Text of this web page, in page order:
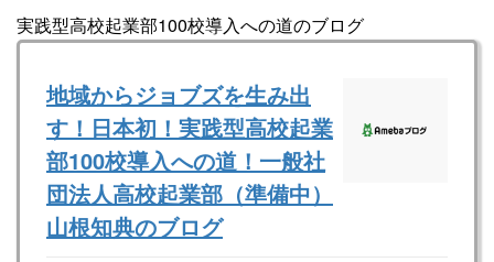
実践型高校起業部100校導入への道のブログ
地域からジョブズを生み出
す！日本初！実践型高校起業
部100校導入への道！一般社
団法人高校起業部（準備中）
山根知典のブログ